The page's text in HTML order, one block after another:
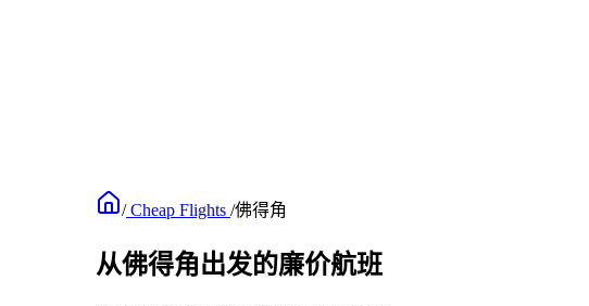
/Cheap Flights /佛得角
从佛得角出发的廉价航班